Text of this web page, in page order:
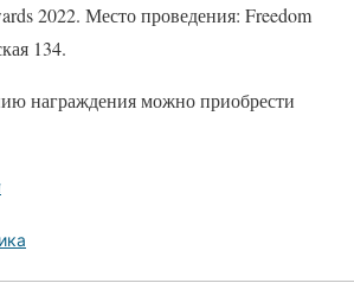
2022. Место проведения: Freedom
134.
награждения можно приобрести